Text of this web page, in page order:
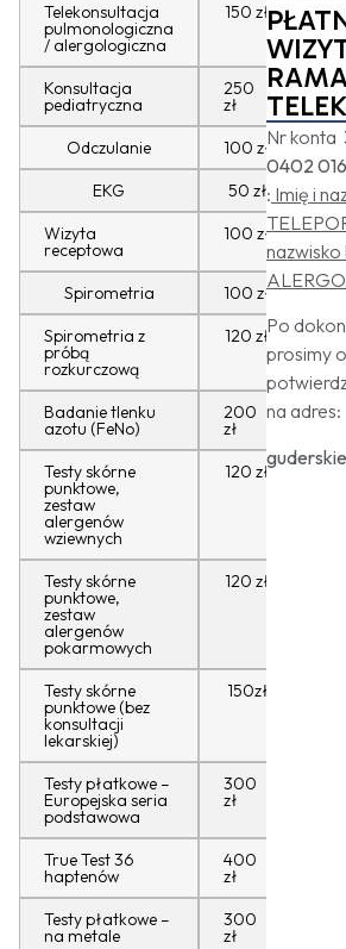
Telekonsultacja
pulmonologiczna
/ alergologiczna
150 zł
Konsultacja
pediatryczna
250
zł
Odczulanie
100 zł
EKG
50 zł
Wizyta
receptowa
100 zł
Spirometria
100 zł
Spirometria z
próbą
rozkurczową
120 zł
Badanie tlenku
azotu (FeNo)
200
zł
Testy skórne
punktowe,
zestaw
alergenów
wziewnych
120 zł
Testy skórne
punktowe,
zestaw
alergenów
pokarmowych
120 zł
Testy skórne
punktowe (bez
konsultacji
lekarskiej)
150zł
Testy płatkowe –
Europejska seria
podstawowa
300
zł
True Test 36
haptenów
400
zł
Testy płatkowe –
na metale
300
zł
Nr konta
0402
: Imię i
nazwisko
Po
prosimy
na adres: